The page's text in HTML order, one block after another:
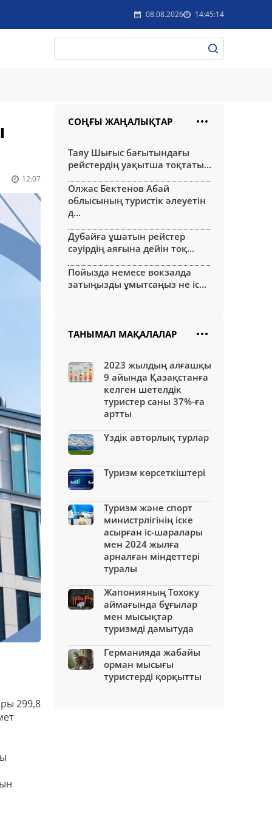
08.08.2026 14:45:14
12:07
299,8
СОҢҒЫ ЖАҢАЛЫҚТАР
Таяу Шығыс бағытындағы
рейстердің уақытша тоқтаты...
Олжас Бектенов Абай
облысының туристік әлеуетін
д...
Дубайға ұшатын рейстер
сәуірдің аяғына дейін тоқ...
Пойызда немесе вокзалда
затыңызды ұмытсаңыз не іс...
ТАНЫМАЛ МАҚАЛАЛАР
2023 жылдың алғашқы
9 айында Қазақстанға
келген шетелдік
туристер саны 37%-ға
артты
Үздік авторлық турлар
Туризм көрсеткіштері
Туризм және спорт
министрлігінің іске
асырған іс-шаралары
мен 2024 жылға
арналған міндеттері
туралы
Жапонияның Тохоку
аймағында бұғылар
мен мысықтар
туризмді дамытуда
Германияда жабайы
орман мысығы
туристерді қорқытты